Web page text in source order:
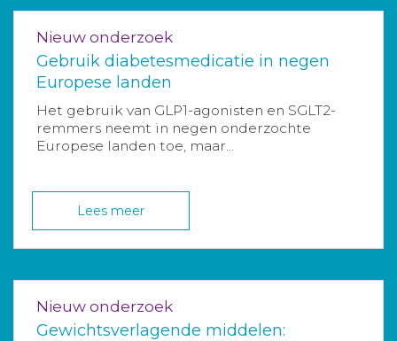
Nieuw onderzoek
Gebruik diabetesmedicatie in negen
Europese landen
Het gebruik van GLP1-agonisten en SGLT2-
remmers neemt in negen onderzochte
Europese landen toe, maar...
Lees meer
Nieuw onderzoek
Gewichtsverlagende middelen: